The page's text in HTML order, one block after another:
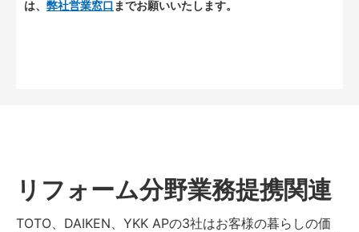
は、 弊社営業窓口 までお願いいたします。
リフォーム分野業務提携関連
TOTO、DAIKEN、YKK APの3社はお客様の暮らしの価